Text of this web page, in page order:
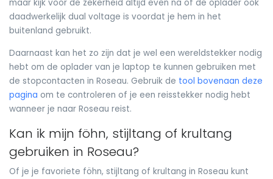
maar kijk voor de zekerheid altijd even na of de oplader ook
daadwerkelijk dual voltage is voordat je hem in het
buitenland gebruikt.
Daarnaast kan het zo zijn dat je wel een wereldstekker nodig
hebt om de oplader van je laptop te kunnen gebruiken met
de stopcontacten in Roseau. Gebruik de tool bovenaan deze
pagina om te controleren of je een reisstekker nodig hebt
wanneer je naar Roseau reist.
Kan ik mijn föhn, stijltang of krultang
gebruiken in Roseau?
Of je je favoriete föhn, stijltang of krultang in Roseau kunt